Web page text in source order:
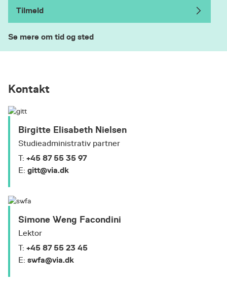
Tilmeld
Se mere om tid og sted
Kontakt
Birgitte Elisabeth Nielsen
Studieadministrativ partner
T: +45 87 55 35 97
E: gitt@via.dk
Simone Weng Facondini
Lektor
T: +45 87 55 23 45
E: swfa@via.dk